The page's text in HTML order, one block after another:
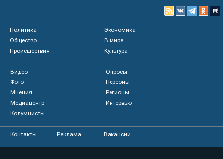
Политика
Экономика
Общество
В мире
Происшествия
Культура
Видео
Опросы
Фото
Персоны
Мнения
Регионы
Медиацентр
Интервью
Колумнисты
Контакты Реклама Вакансии